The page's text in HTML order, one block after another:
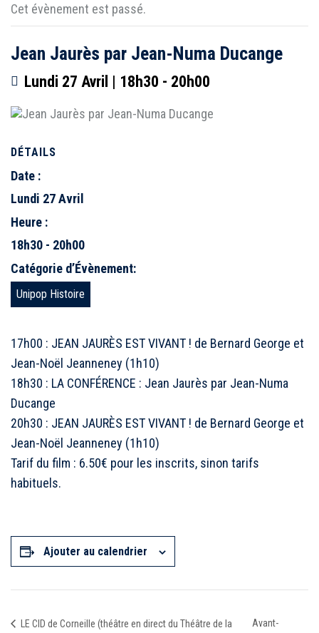
Cet évènement est passé.
Jean Jaurès par Jean-Numa Ducange
Lundi 27 Avril | 18h30 - 20h00
DÉTAILS
Date :
Lundi 27 Avril
Heure :
18h30 - 20h00
Catégorie d’Évènement:
Unipop Histoire
17h00 : JEAN JAURÈS EST VIVANT ! de Bernard George et
Jean-Noël Jeanneney (1h10)
18h30 : LA CONFÉRENCE : Jean Jaurès par Jean-Numa
Ducange
20h30 : JEAN JAURÈS EST VIVANT ! de Bernard George et
Jean-Noël Jeanneney (1h10)
Tarif du film : 6.50€ pour les inscrits, sinon tarifs
habituels.
Ajouter au calendrier
LE CID de Corneille (théâtre en direct du Théâtre de la
Avant-